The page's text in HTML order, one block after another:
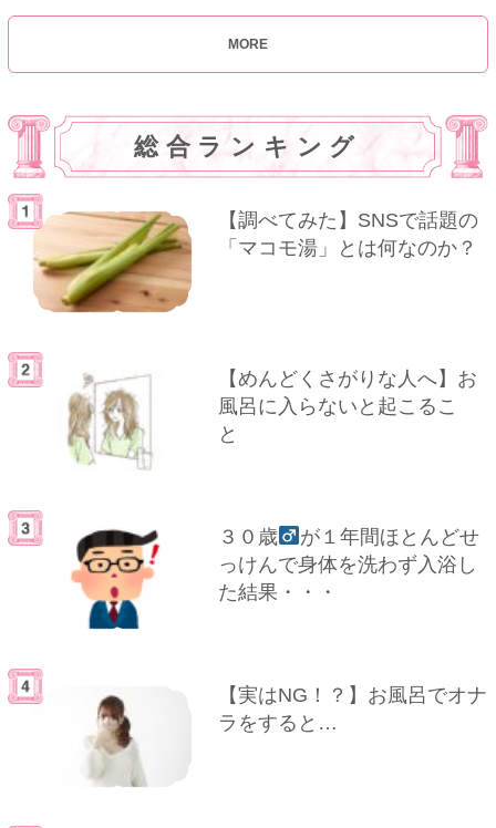
MORE
総合ランキング
【調べてみた】SNSで話題の
「マコモ湯」とは何なのか？
【めんどくさがりな人へ】お
風呂に入らないと起こるこ
と
３０歳
が１年間ほとんどせ
っけんで身体を洗わず入浴し
た結果・・・
【実はNG！？】お風呂でオナ
ラをすると…